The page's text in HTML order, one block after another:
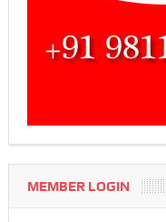
MEMBER LOGIN